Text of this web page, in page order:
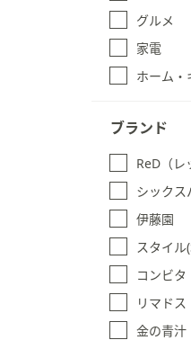
グルメ
家電
ホーム・
ブランド
ReD（レ
シックス
伊藤園
スタイル
コンビタ
リマドス
金の青汁